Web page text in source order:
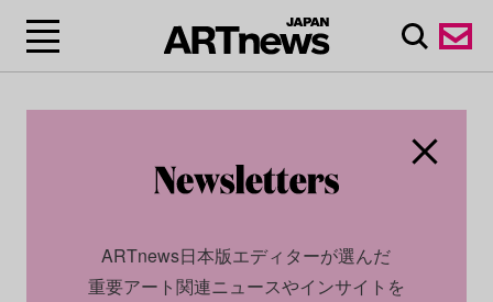
ARTnews日本版エディターが選んだ
重要アート関連ニュースやインサイトを